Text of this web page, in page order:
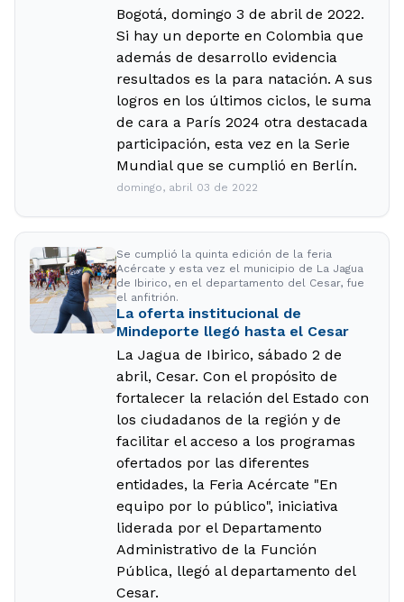
Bogotá, domingo 3 de abril de 2022.
Si hay un deporte en Colombia que
además de desarrollo evidencia
resultados es la para natación. A sus
logros en los últimos ciclos, le suma
de cara a París 2024 otra destacada
participación, esta vez en la Serie
Mundial que se cumplió en Berlín.
domingo, abril 03 de 2022
Se cumplió la quinta edición de la feria
Acércate y esta vez el municipio de La Jagua
de Ibirico, en el departamento del Cesar, fue
el anfitrión.
La oferta institucional de
Mindeporte llegó hasta el Cesar
La Jagua de Ibirico, sábado 2 de
abril, Cesar. Con el propósito de
fortalecer la relación del Estado con
los ciudadanos de la región y de
facilitar el acceso a los programas
ofertados por las diferentes
entidades, la Feria Acércate "En
equipo por lo público", iniciativa
liderada por el Departamento
Administrativo de la Función
Pública, llegó al departamento del
Cesar.